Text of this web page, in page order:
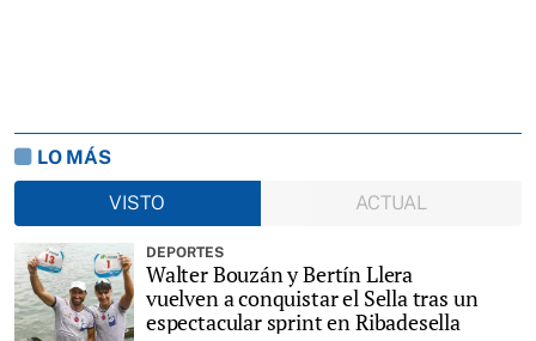
LO MÁS
VISTO
ACTUAL
DEPORTES
Walter Bouzán y Bertín Llera
vuelven a conquistar el Sella tras un
espectacular sprint en Ribadesella